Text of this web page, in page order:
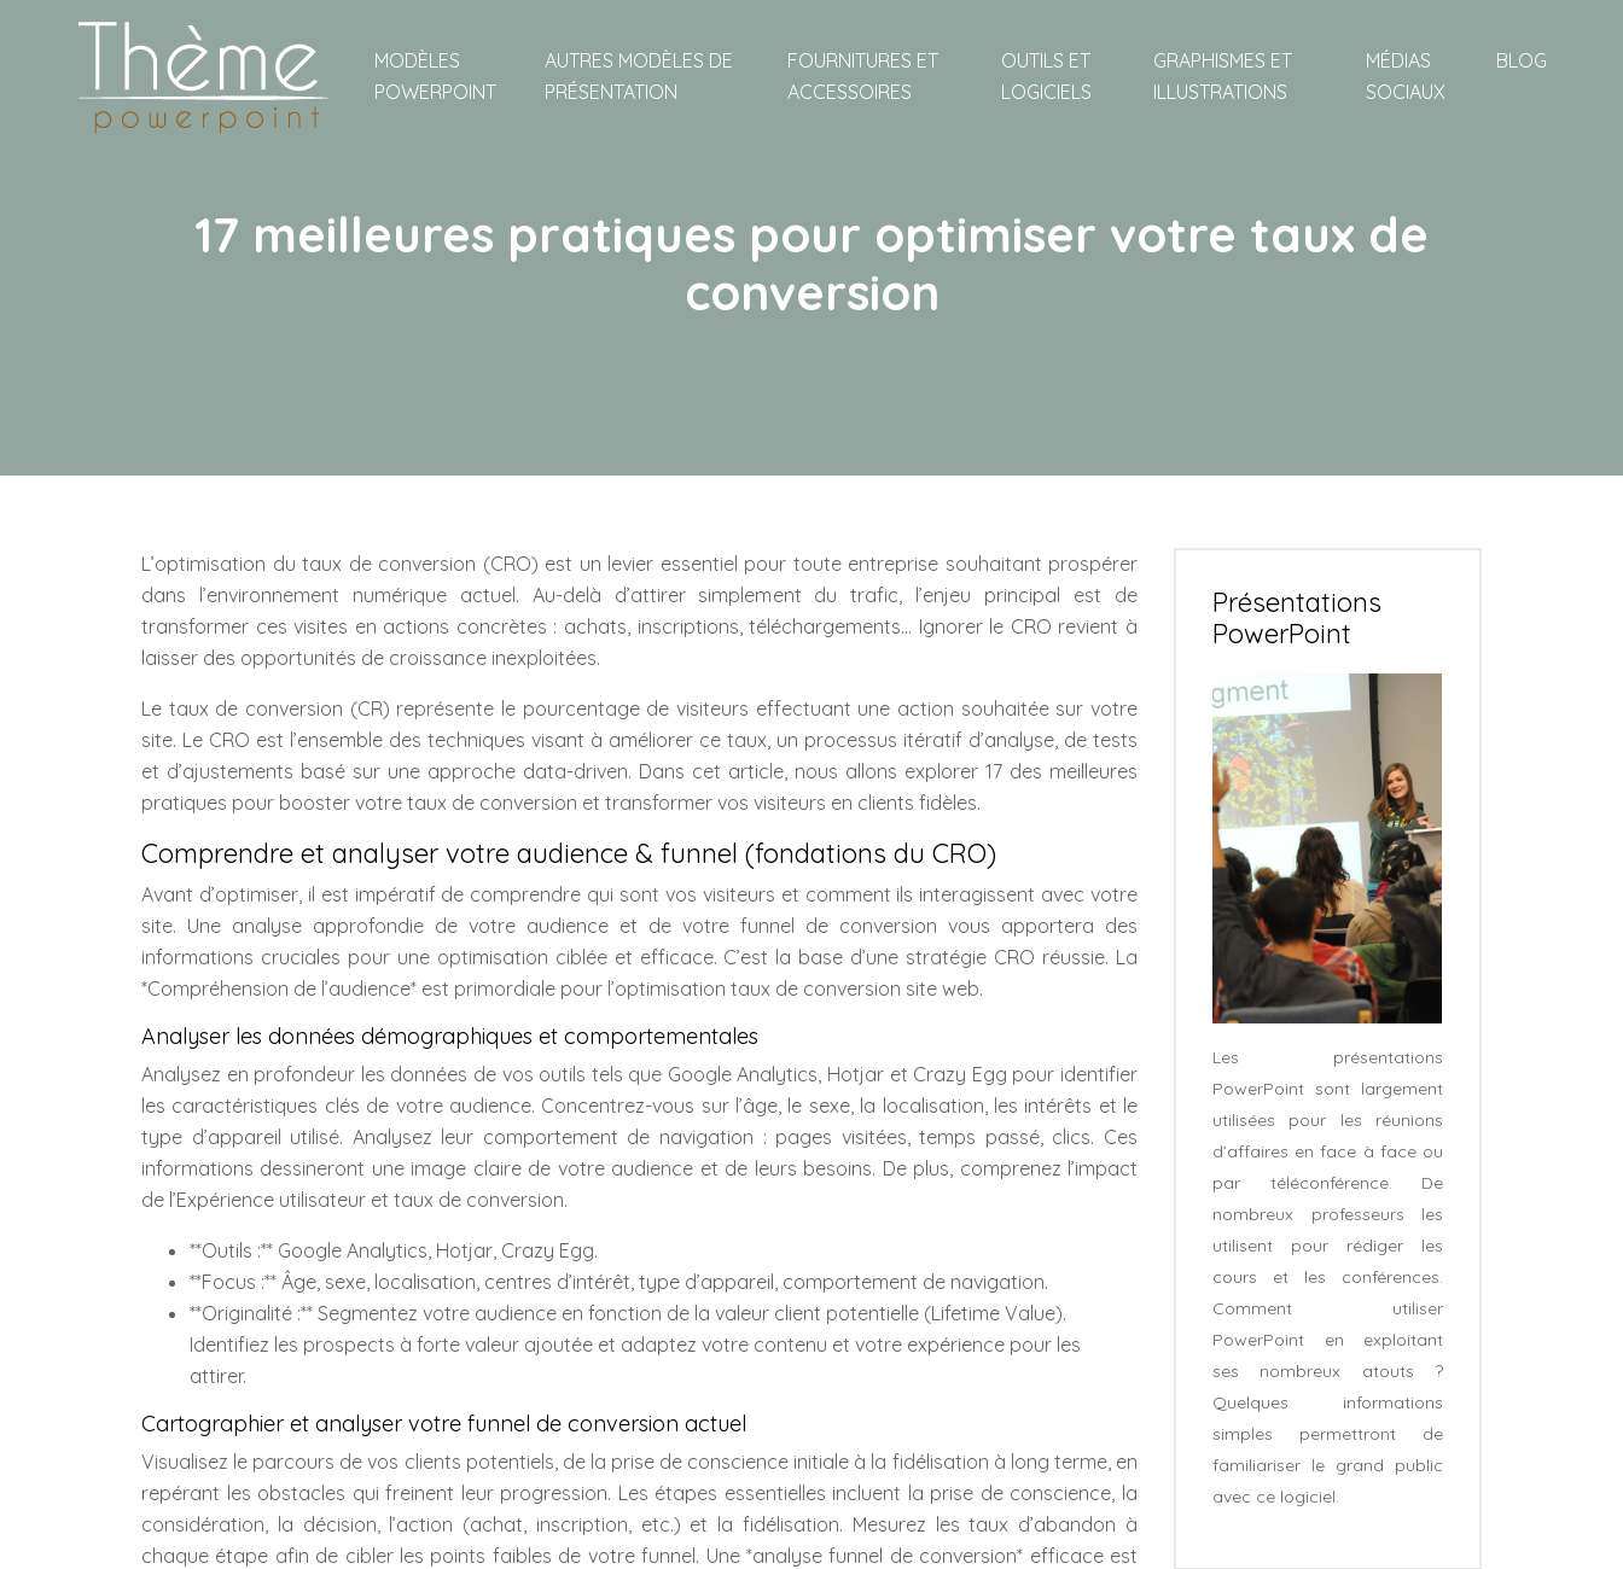
MODÈLES
POWERPOINT
AUTRES MODÈLES DE
PRÉSENTATION
FOURNITURES ET
ACCESSOIRES
OUTILS ET
LOGICIELS
GRAPHISMES ET
ILLUSTRATIONS
MÉDIAS
SOCIAUX
BLOG
17 meilleures pratiques pour optimiser votre taux de
conversion
L’optimisation du taux de conversion (CRO) est un levier essentiel pour toute entreprise souhaitant prospérer
dans l’environnement numérique actuel. Au-delà d’attirer simplement du trafic, l’enjeu principal est de
transformer ces visites en actions concrètes : achats, inscriptions, téléchargements… Ignorer le CRO revient à
laisser des opportunités de croissance inexploitées.
Le taux de conversion (CR) représente le pourcentage de visiteurs effectuant une action souhaitée sur votre
site. Le CRO est l’ensemble des techniques visant à améliorer ce taux, un processus itératif d’analyse, de tests
et d’ajustements basé sur une approche data-driven. Dans cet article, nous allons explorer 17 des meilleures
pratiques pour booster votre taux de conversion et transformer vos visiteurs en clients fidèles.
Comprendre et analyser votre audience & funnel (fondations du CRO)
Avant d’optimiser, il est impératif de comprendre qui sont vos visiteurs et comment ils interagissent avec votre
site. Une analyse approfondie de votre audience et de votre funnel de conversion vous apportera des
informations cruciales pour une optimisation ciblée et efficace. C’est la base d’une stratégie CRO réussie. La
*Compréhension de l’audience* est primordiale pour l’optimisation taux de conversion site web.
Analyser les données démographiques et comportementales
Analysez en profondeur les données de vos outils tels que Google Analytics, Hotjar et Crazy Egg pour identifier
les caractéristiques clés de votre audience. Concentrez-vous sur l’âge, le sexe, la localisation, les intérêts et le
type d’appareil utilisé. Analysez leur comportement de navigation : pages visitées, temps passé, clics. Ces
informations dessineront une image claire de votre audience et de leurs besoins. De plus, comprenez l’impact
de l’Expérience utilisateur et taux de conversion.
**Outils :** Google Analytics, Hotjar, Crazy Egg.
**Focus :** Âge, sexe, localisation, centres d’intérêt, type d’appareil, comportement de navigation.
**Originalité :** Segmentez votre audience en fonction de la valeur client potentielle (Lifetime Value).
Identifiez les prospects à forte valeur ajoutée et adaptez votre contenu et votre expérience pour les
attirer.
Cartographier et analyser votre funnel de conversion actuel
Visualisez le parcours de vos clients potentiels, de la prise de conscience initiale à la fidélisation à long terme, en
repérant les obstacles qui freinent leur progression. Les étapes essentielles incluent la prise de conscience, la
considération, la décision, l’action (achat, inscription, etc.) et la fidélisation. Mesurez les taux d’abandon à
chaque étape afin de cibler les points faibles de votre funnel. Une *analyse funnel de conversion* efficace est
Présentations
PowerPoint
Les présentations
PowerPoint sont largement
utilisées pour les réunions
d’affaires en face à face ou
par téléconférence. De
nombreux professeurs les
utilisent pour rédiger les
cours et les conférences.
Comment utiliser
PowerPoint en exploitant
ses nombreux atouts ?
Quelques informations
simples permettront de
familiariser le grand public
avec ce logiciel.